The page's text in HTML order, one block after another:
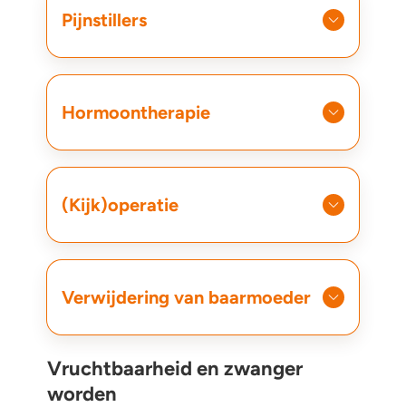
Pijnstillers
Hormoontherapie
(Kijk)operatie
Verwijdering van baarmoeder
Vruchtbaarheid en zwanger
worden